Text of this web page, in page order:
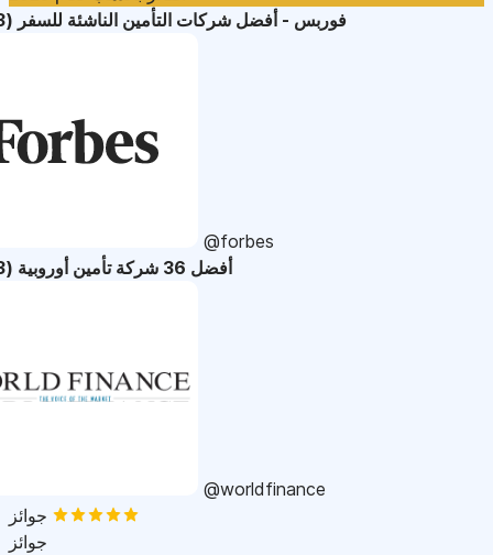
فوربس - أفضل شركات التأمين الناشئة للسفر (2023)
@forbes
أفضل 36 شركة تأمين أوروبية (2023)
@worldfinance
جوائز